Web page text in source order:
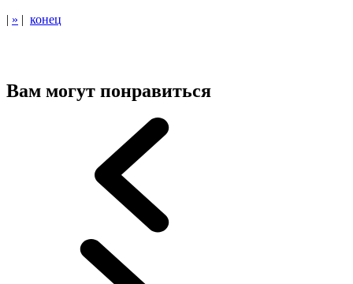
| » | конец
Вам могут понравиться